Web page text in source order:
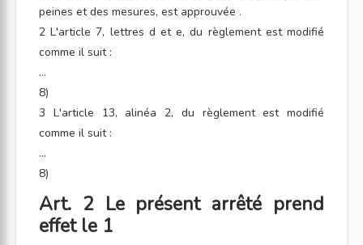
peines et des mesures, est approuvée .
2 L'article 7, lettres d et e, du règlement est modifié
comme il suit :
...
8)
3 L'article 13, alinéa 2, du règlement est modifié
comme il suit :
...
8)
Art. 2 Le présent arrêté prend
effet le 1